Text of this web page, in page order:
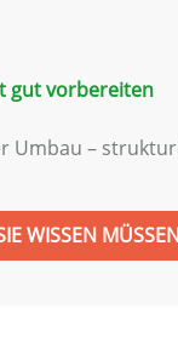
gut vorbereiten
Umbau –
WISSEN